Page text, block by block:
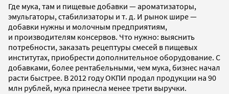
Где мука, там и пищевые добавки — ароматизаторы,
эмульгаторы, стабилизаторы и т. д. И рынок шире —
добавки нужны и молочным предприятиям,
и производителям консервов. Что нужно: выяснить
потребности, заказать рецептуры смесей в пищевых
институтах, приобрести дополнительное оборудование. С
добавками, более рентабельными, чем мука, бизнес начал
расти быстрее. В 2012 году ОКПИ продал продукции на 90
млн рублей, мука принесла менее трети выручки.